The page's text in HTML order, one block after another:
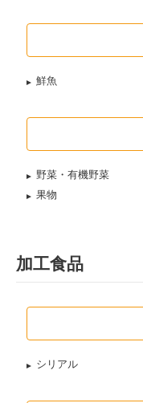
鮮魚
野菜・有機野菜
果物
加工食品
シリアル